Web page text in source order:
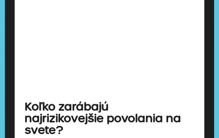
Koľko zarábajú
najrizikovejšie povolania na
svete?